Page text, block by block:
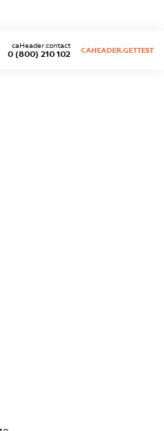
0 (800) 210 102
caHeader.contact
CAHEADER.GETTEST